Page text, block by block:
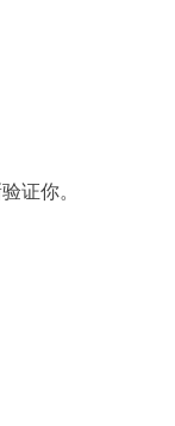
证你。